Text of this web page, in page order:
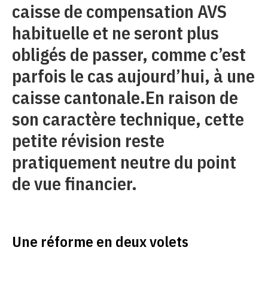
caisse de compensation AVS
habituelle et ne seront plus
obligés de passer, comme c’est
parfois le cas aujourd’hui, à une
caisse cantonale.En raison de
son caractère technique, cette
petite révision reste
pratiquement neutre du point
de vue financier.
Une réforme en deux volets